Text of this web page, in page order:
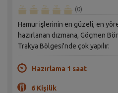
(0)
Hamur işlerinin en güzeli, en
hazırlanan dızmana, Göçmen
Trakya Bölgesi'nde çok yapılır.
Hazırlama 1 saat
6 Kişilik